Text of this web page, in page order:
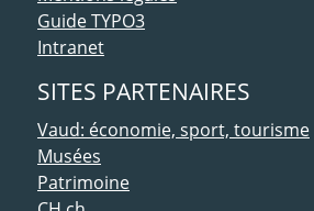
Guide TYPO3
Intranet
SITES PARTENAIRES
Vaud: économie, sport, tourisme
Musées
Patrimoine